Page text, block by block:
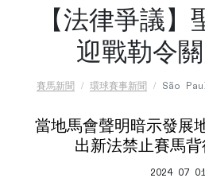
【法律爭議
迎戰勒令
賽馬新聞 環球賽事新聞 São
當地馬會聲明暗示發展
出新法禁止賽馬背
2024 07 01